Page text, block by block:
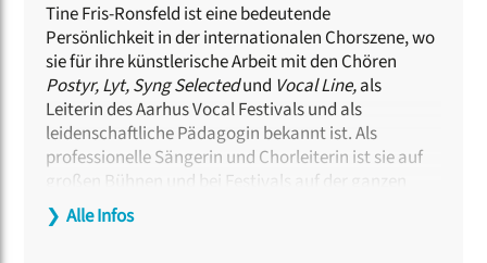
Tine Fris-Ronsfeld ist eine bedeutende
Persönlichkeit in der internationalen Chorszene, wo
sie für ihre künstlerische Arbeit mit den Chören
Postyr, Lyt, Syng Selectedund Vocal Line,als
Leiterin des Aarhus Vocal Festivals und als
leidenschaftliche Pädagogin bekannt ist. Als
professionelle Sängerin und Chorleiterin ist sie auf
großen Bühnen und bei Festivals auf der ganzen
Welt aufgetreten. Im Herbst 2025 gründete sie den
ChorVoA – Voices of Aarhus,
❯ Alle Infos